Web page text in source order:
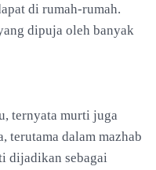
di rumah-rumah.
dipuja oleh banyak
ternyata murti juga
terutama dalam mazhab
dijadikan sebagai